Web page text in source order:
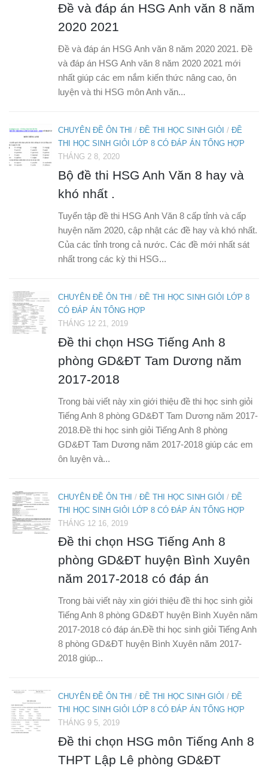
Đề và đáp án HSG Anh văn 8 năm
2020 2021
Đề và đáp án HSG Anh văn 8 năm 2020 2021. Đề
và đáp án HSG Anh văn 8 năm 2020 2021 mới
nhất giúp các em nắm kiến thức nâng cao, ôn
luyện và thi HSG môn Anh văn...
CHUYÊN ĐỀ ÔN THI / ĐỀ THI HỌC SINH GIỎI / ĐỀ
THI HỌC SINH GIỎI LỚP 8 CÓ ĐÁP ÁN TỔNG HỢP
THÁNG 2 8, 2020
Bộ đề thi HSG Anh Văn 8 hay và
khó nhất .
Tuyển tập đề thi HSG Anh Văn 8 cấp tỉnh và cấp
huyện năm 2020, cập nhật các đề hay và khó nhất.
Của các tỉnh trong cả nước. Các đề mới nhất sát
nhất trong các kỳ thi HSG...
CHUYÊN ĐỀ ÔN THI / ĐỀ THI HỌC SINH GIỎI LỚP 8
CÓ ĐÁP ÁN TỔNG HỢP
THÁNG 12 21, 2019
Đề thi chọn HSG Tiếng Anh 8
phòng GD&ĐT Tam Dương năm
2017-2018
Trong bài viết này xin giới thiệu đề thi học sinh giỏi
Tiếng Anh 8 phòng GD&ĐT Tam Dương năm 2017-
2018.Đề thi học sinh giỏi Tiếng Anh 8 phòng
GD&ĐT Tam Dương năm 2017-2018 giúp các em
ôn luyện và...
CHUYÊN ĐỀ ÔN THI / ĐỀ THI HỌC SINH GIỎI / ĐỀ
THI HỌC SINH GIỎI LỚP 8 CÓ ĐÁP ÁN TỔNG HỢP
THÁNG 12 16, 2019
Đề thi chọn HSG Tiếng Anh 8
phòng GD&ĐT huyện Bình Xuyên
năm 2017-2018 có đáp án
Trong bài viết này xin giới thiệu đề thi học sinh giỏi
Tiếng Anh 8 phòng GD&ĐT huyện Bình Xuyên năm
2017-2018 có đáp án.Đề thi học sinh giỏi Tiếng Anh
8 phòng GD&ĐT huyện Bình Xuyên năm 2017-
2018 giúp...
CHUYÊN ĐỀ ÔN THI / ĐỀ THI HỌC SINH GIỎI / ĐỀ
THI HỌC SINH GIỎI LỚP 8 CÓ ĐÁP ÁN TỔNG HỢP
THÁNG 9 5, 2019
Đề thi chọn HSG môn Tiếng Anh 8
THPT Lập Lê phòng GD&ĐT